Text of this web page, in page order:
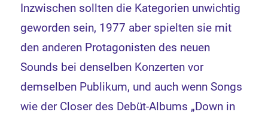
Inzwischen sollten die Kategorien unwichtig
geworden sein, 1977 aber spielten sie mit
den anderen Protagonisten des neuen
Sounds bei denselben Konzerten vor
demselben Publikum, und auch wenn Songs
wie der Closer des Debüt-Albums „Down in